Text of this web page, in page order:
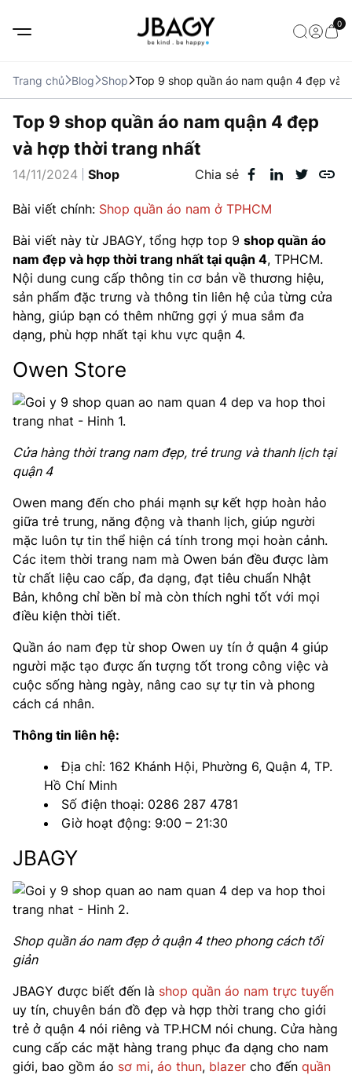
0
Trang chủ Blog Shop Top 9 shop quần áo nam quận 4 đẹp và
Top 9 shop quần áo nam quận 4 đẹp
và hợp thời trang nhất
14/11/2024 Shop Chia sẻ
Bài viết chính: Shop quần áo nam ở TPHCM
Bài viết này từ JBAGY, tổng hợp top 9 shop quần áo
nam đẹp và hợp thời trang nhất tại quận 4, TPHCM.
Nội dung cung cấp thông tin cơ bản về thương hiệu,
sản phẩm đặc trưng và thông tin liên hệ của từng cửa
hàng, giúp bạn có thêm những gợi ý mua sắm đa
dạng, phù hợp nhất tại khu vực quận 4.
Owen Store
Cửa hàng thời trang nam đẹp, trẻ trung và thanh lịch tại
quận 4
Owen mang đến cho phái mạnh sự kết hợp hoàn hảo
giữa trẻ trung, năng động và thanh lịch, giúp người
mặc luôn tự tin thể hiện cá tính trong mọi hoàn cảnh.
Các item thời trang nam mà Owen bán đều được làm
từ chất liệu cao cấp, đa dạng, đạt tiêu chuẩn Nhật
Bản, không chỉ bền bỉ mà còn thích nghi tốt với mọi
điều kiện thời tiết.
Quần áo nam đẹp từ shop Owen uy tín ở quận 4 giúp
người mặc tạo được ấn tượng tốt trong công việc và
cuộc sống hàng ngày, nâng cao sự tự tin và phong
cách cá nhân.
Thông tin liên hệ:
Địa chỉ: 162 Khánh Hội, Phường 6, Quận 4, TP.
Hồ Chí Minh
Số điện thoại: 0286 287 4781
Giờ hoạt động: 9:00 – 21:30
JBAGY
Shop quần áo nam đẹp ở quận 4 theo phong cách tối
giản
JBAGY được biết đến là shop quần áo nam trực tuyến
uy tín, chuyên bán đồ đẹp và hợp thời trang cho giới
trẻ ở quận 4 nói riêng và TP.HCM nói chung. Cửa hàng
cung cấp các mặt hàng trang phục đa dạng cho nam
giới, bao gồm áo sơ mi, áo thun, blazer cho đến quần